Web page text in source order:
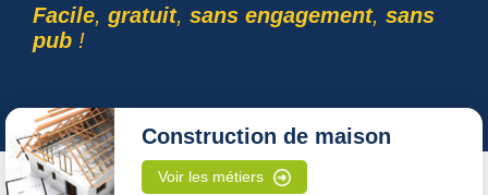
Facile, gratuit, sans engagement, sans
pub !
Construction de maison
Voir les métiers